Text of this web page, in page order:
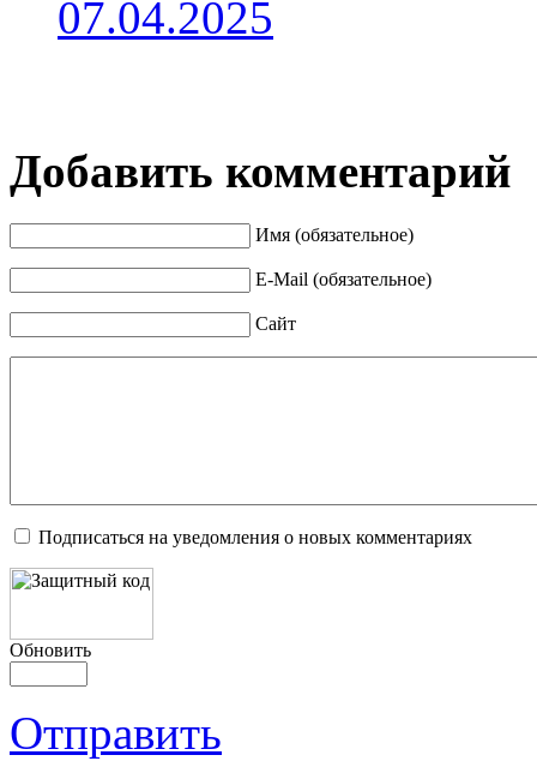
07.04.2025
Добавить комментарий
Имя (обязательное)
E-Mail (обязательное)
Сайт
Подписаться на уведомления о новых комментариях
Обновить
Отправить